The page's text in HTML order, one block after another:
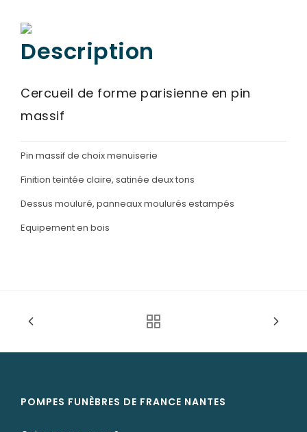
DE MONUMENTS
& ARTICLES
Livraison de Fleurs Naturelles
Livraison de plaques
Nos capitons funéraires
Nos cercueils
Services aux familles
AGENCES
ESPACE FAMILLE
Description
Cercueil de forme parisienne en pin
massif
Pin massif de choix menuiserie
Finition teintée claire, satinée deux tons
Dessus mouluré, panneaux moulurés estampés
Equipement en bois
POMPES FUNÈBRES DE FRANCE NANTES